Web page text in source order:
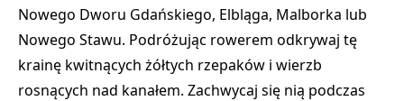
Nowego Dworu Gdańskiego, Elbląga, Malborka lub
Nowego Stawu. Podróżując rowerem odkrywaj tę
krainę kwitnących żółtych rzepaków i wierzb
rosnących nad kanałem. Zachwycaj się nią podczas